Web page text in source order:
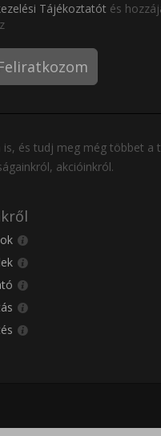
Tájékoztatót és
is, és tudj meg még többet a
akcióinkról.